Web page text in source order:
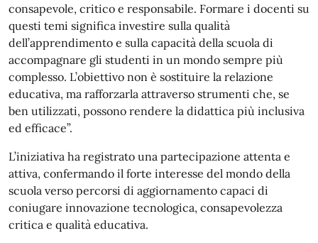
consapevole, critico e responsabile. Formare i docenti su
questi temi significa investire sulla qualità
dell’apprendimento e sulla capacità della scuola di
accompagnare gli studenti in un mondo sempre più
complesso. L’obiettivo non è sostituire la relazione
educativa, ma rafforzarla attraverso strumenti che, se
ben utilizzati, possono rendere la didattica più inclusiva
ed efficace”.
L’iniziativa ha registrato una partecipazione attenta e
attiva, confermando il forte interesse del mondo della
scuola verso percorsi di aggiornamento capaci di
coniugare innovazione tecnologica, consapevolezza
critica e qualità educativa.